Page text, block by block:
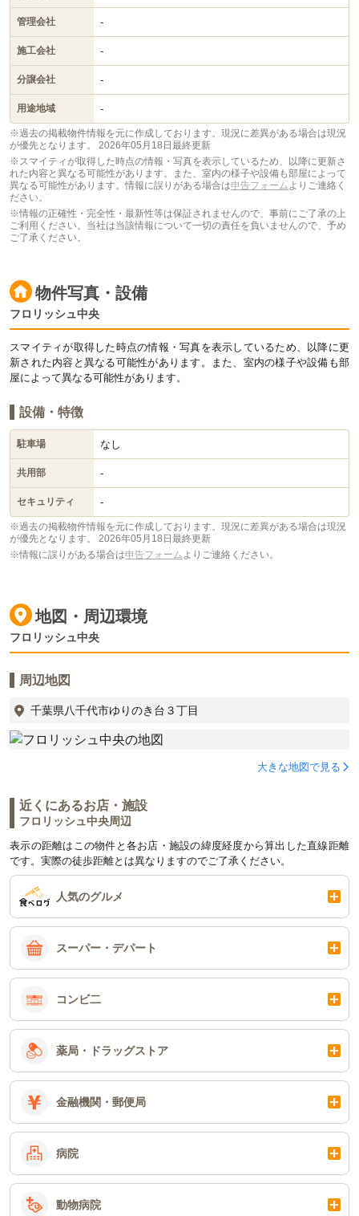
管理会社 -
施工会社 -
分譲会社 -
用途地域 -
※過去の掲載物件情報を元に作成しております。現況に差異がある場合は現況
が優先となります。 2026年05月18日最終更新
※スマイティが取得した時点の情報・写真を表示しているため、以降に更新さ
れた内容と異なる可能性があります。また、室内の様子や設備も部屋によって
異なる可能性があります。情報に誤りがある場合は申告フォーム よりご連絡く
ださい。
※情報の正確性・完全性・最新性等は保証されませんので、事前にご了承の上
ご利用ください。当社は当該情報について一切の責任を負いませんので、予め
ご了承ください。
物件写真・設備
フロリッシュ中央
スマイティが取得した時点の情報・写真を表示しているため、以降に更
新された内容と異なる可能性があります。また、室内の様子や設備も部
屋によって異なる可能性があります。
設備・特徴
駐車場 なし
共用部 -
セキュリティ -
※過去の掲載物件情報を元に作成しております。現況に差異がある場合は現況
が優先となります。 2026年05月18日最終更新
※情報に誤りがある場合は申告フォーム よりご連絡ください。
地図・周辺環境
フロリッシュ中央
周辺地図
千葉県八千代市ゆりのき台３丁目
大きな地図で見る
近くにあるお店・施設
フロリッシュ中央周辺
表示の距離はこの物件と各お店・施設の緯度経度から算出した直線距離
です。実際の徒歩距離とは異なりますのでご了承ください。
人気のグルメ
スーパー・デパート
コンビ二
薬局・ドラッグストア
金融機関・郵便局
病院
動物病院